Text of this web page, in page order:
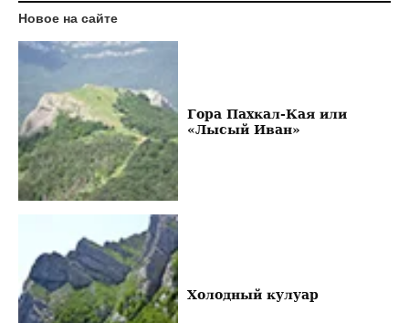
Новое на сайте
Гора Пахкал-Кая или
«Лысый Иван»
Холодный кулуар